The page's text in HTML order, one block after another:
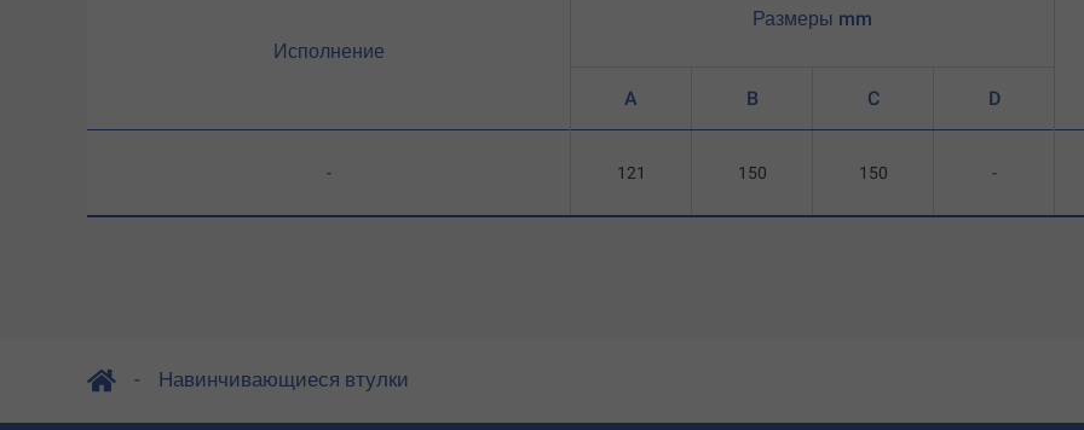
Исполнение
-
Размеры mm
A B C D
121 150 150 -
Навинчивающиеся втулки